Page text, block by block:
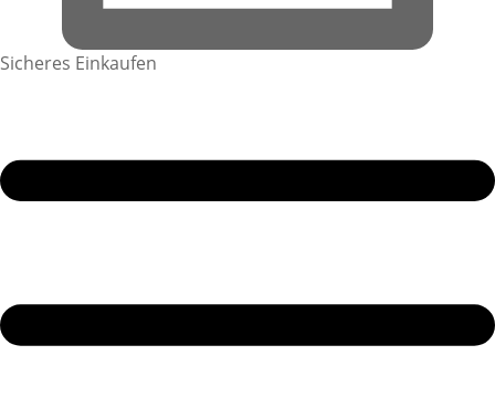
Sicheres Einkaufen